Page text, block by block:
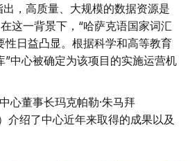
出，高质量、大规模的数据资源是
这一背景下，“哈萨克语国家词汇
性日益凸显。根据科学和高等教育
”中心被确定为该项目的实施运营机
心董事长玛克帕勒·朱马拜
绍了中心近年来取得的成果以及